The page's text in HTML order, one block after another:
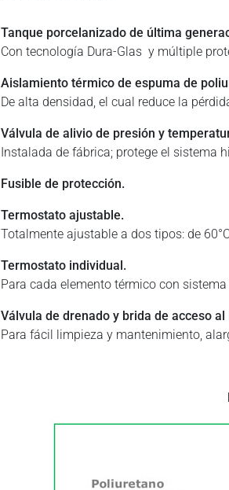
Tanque porcelanizado de última
Con tecnología Dura-Glas y múltiple
Aislamiento térmico de espuma de
De alta densidad, el cual reduce la
Válvula de alivio de presión y
Instalada de fábrica; protege el sistema
Fusible de protección.
Termostato ajustable.
Totalmente ajustable a dos tipos: de
Termostato individual.
Para cada elemento térmico con
Válvula de drenado y brida de acceso
Para fácil limpieza y mantenimiento,